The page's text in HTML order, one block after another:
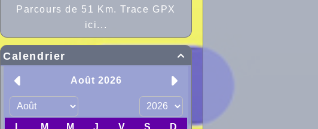
Parcours de 51 Km. Trace GPX
ici...

Calendrier